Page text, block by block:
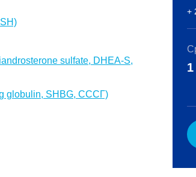
sulfate, DHEA-S,
globulin, SHBG, СССГ)
+